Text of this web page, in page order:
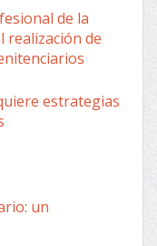
de la
realización de
estrategias
un